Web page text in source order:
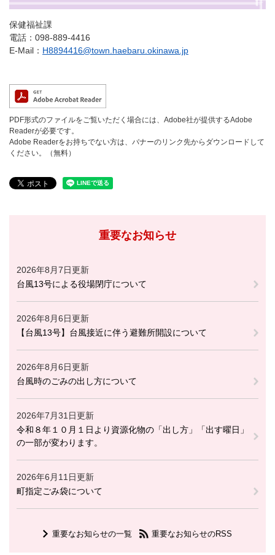
保健福祉課
電話：098-889-4416
E-Mail： H8894416@town.haebaru.okinawa.jp
PDF形式のファイルをご覧いただく場合には、Adobe社が提供するAdobe
Readerが必要です。
Adobe Readerをお持ちでない方は、バナーのリンク先からダウンロードして
ください。（無料）
重要なお知らせ
2026年8月7日更新
台風13号による役場閉庁について
2026年8月6日更新
【台風13号】台風接近に伴う避難所開設について
2026年8月6日更新
台風時のごみの出し方について
2026年7月31日更新
令和８年１０月１日より資源化物の「出し方」「出す曜日」
の一部が変わります。
2026年6月11日更新
町指定ごみ袋について
重要なお知らせの一覧 重要なお知らせのRSS